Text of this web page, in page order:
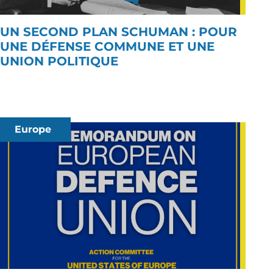
UN SECOND PLAN SCHUMAN : POUR
UNE DÉFENSE COMMUNE ET UNE
UNION POLITIQUE
Europe